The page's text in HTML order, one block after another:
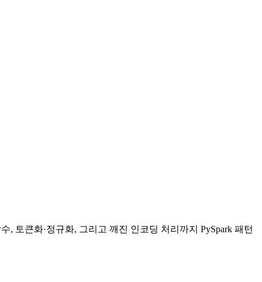
, 토큰화·정규화, 그리고 깨진 인코딩 처리까지 PySpark 패턴